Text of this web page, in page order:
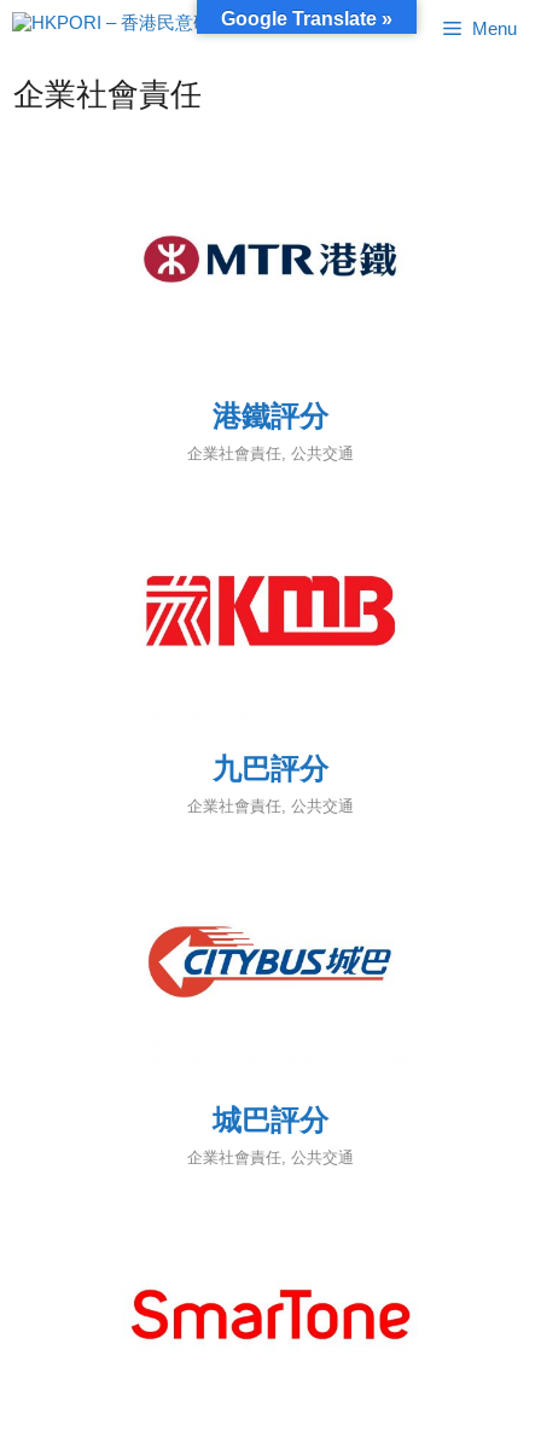
跳
至
Menu
企業社會責任
港鐵評分
企業社會責任, 公共交通
九巴評分
企業社會責任 公共交通
城巴評分
企業社會責任 公共交通
Google Translate »